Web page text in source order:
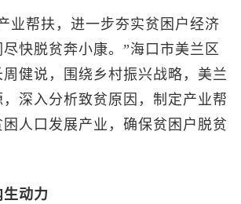
帮扶，进一步夯实贫困户经济
快脱贫奔小康。”海口市美兰区
健说，围绕乡村振兴战略，美兰
，深入分析致贫原因，制定产业帮
人口发展产业，确保贫困户脱贫
动力